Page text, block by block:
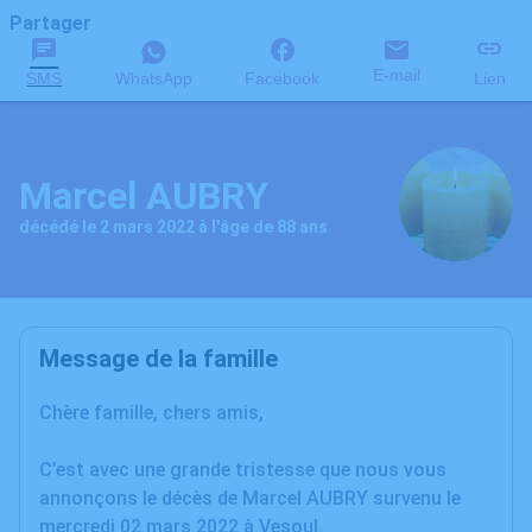
Partager
SMS WhatsApp Facebook E-mail Lien
Marcel AUBRY
décédé le 2 mars 2022 à l'âge de 88 ans
Message de la famille
Chère famille, chers amis,
C’est avec une grande tristesse que nous vous
annonçons le décès de Marcel AUBRY survenu le
mercredi 02 mars 2022 à Vesoul.